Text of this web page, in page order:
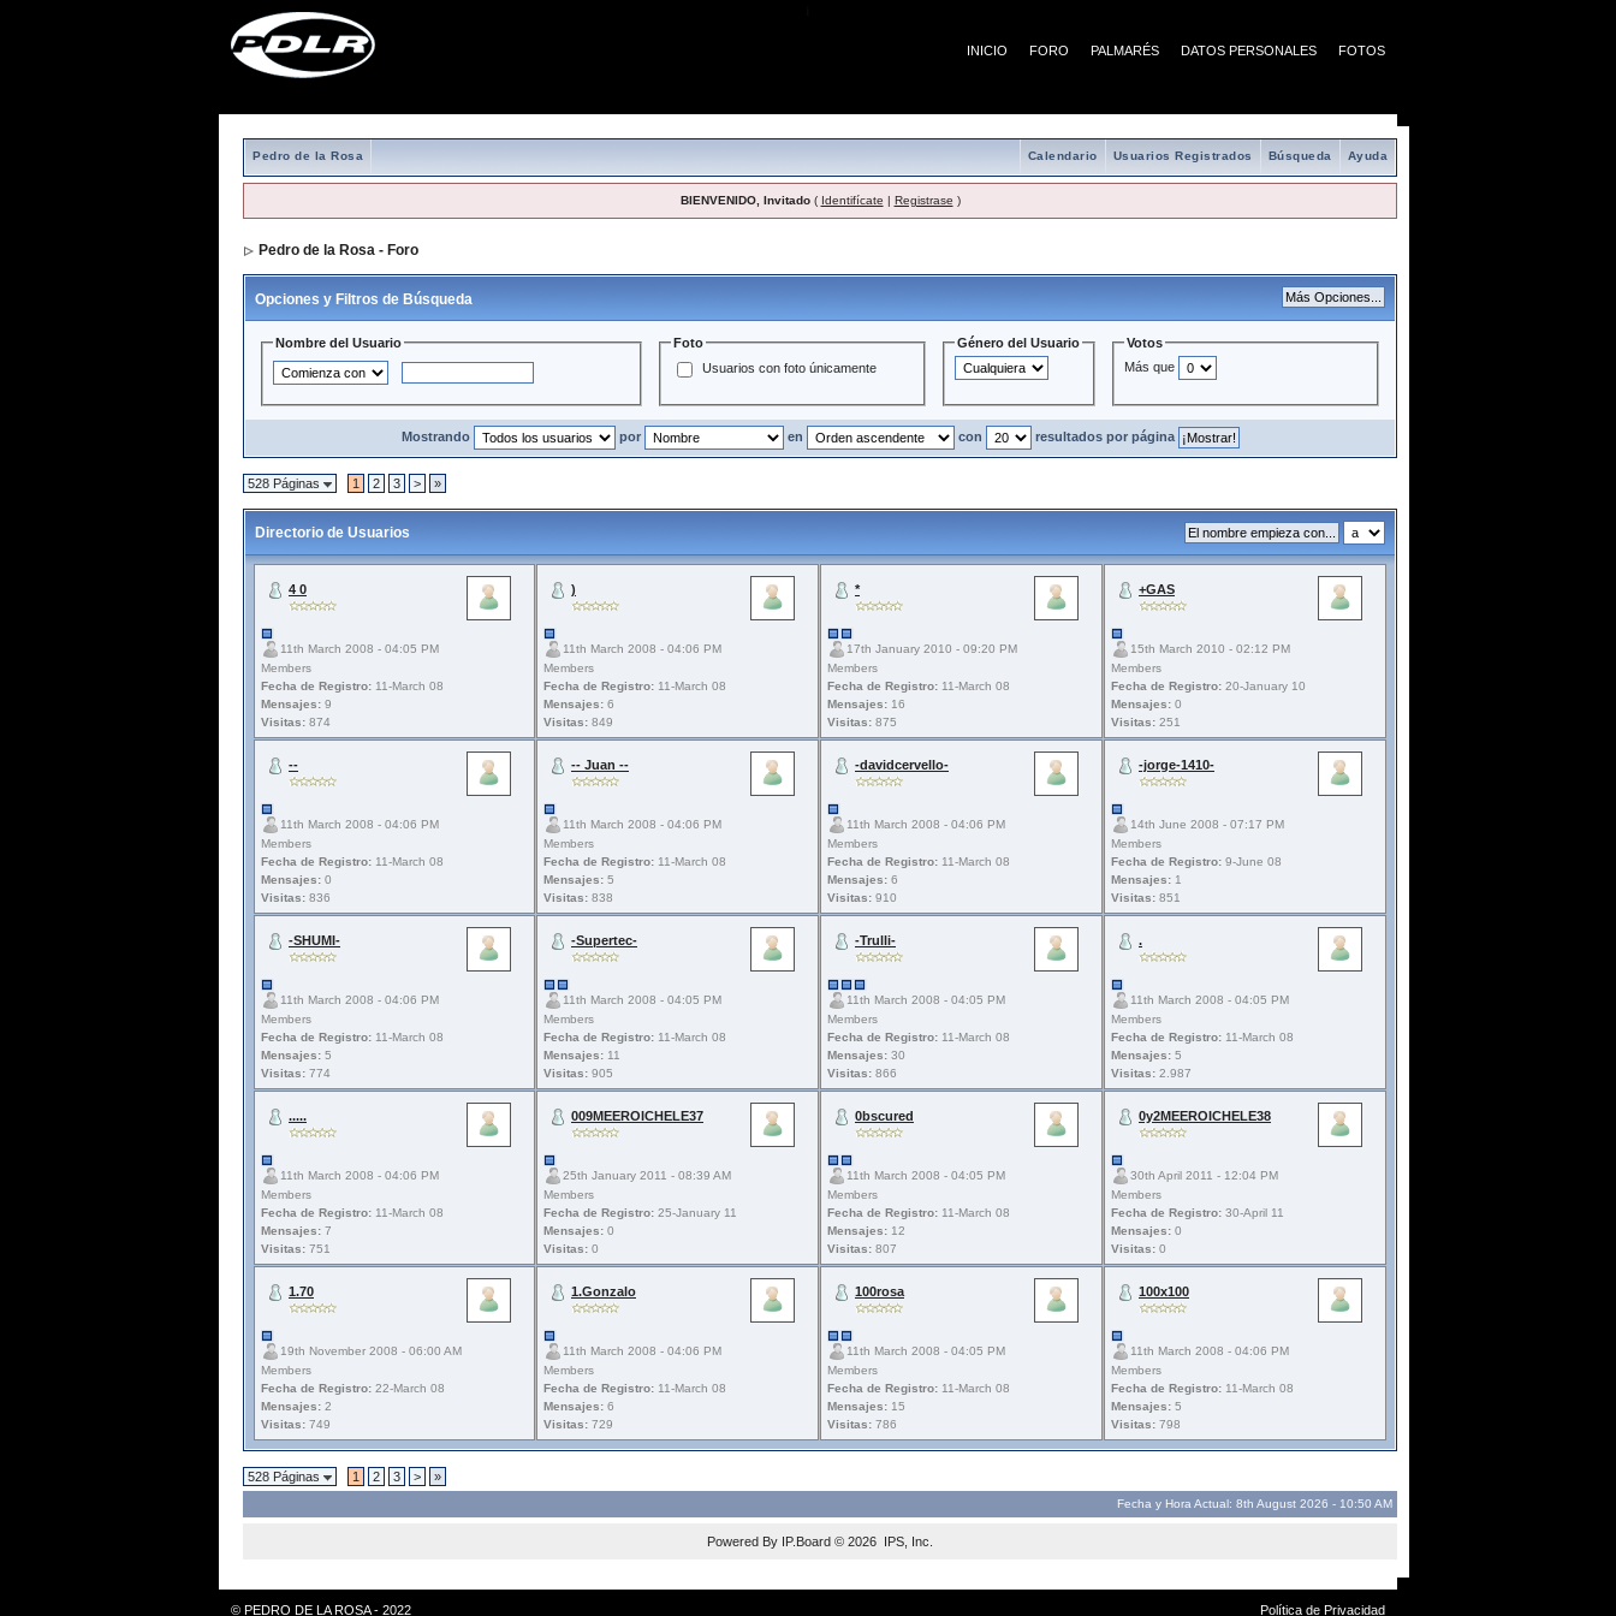
INICIO FORO PALMARÉS DATOS PERSONALES FOTOS
Pedro de la Rosa Ayuda
Búsqueda
Usuarios Registrados
Calendario
BIENVENIDO, Invitado( Identifícate | Registrase )
Pedro de la Rosa - Foro
Opciones y Filtros de Búsqueda
Nombre del Usuario
Foto
Usuarios con foto únicamente
Género del Usuario
Votos
Más que
Mostrando por en con resultados por página
528 Páginas 1 2 3 > »
Directorio de Usuarios
4 0
11th March 2008 - 04:05 PM
Members
Fecha de Registro: 11-March 08
Mensajes: 9
Visitas: 874
)
11th March 2008 - 04:06 PM
Members
Fecha de Registro: 11-March 08
Mensajes: 6
Visitas: 849
*
17th January 2010 - 09:20 PM
Members
Fecha de Registro: 11-March 08
Mensajes: 16
Visitas: 875
+GAS
15th March 2010 - 02:12 PM
Members
Fecha de Registro: 20-January 10
Mensajes: 0
Visitas: 251
--
11th March 2008 - 04:06 PM
Members
Fecha de Registro: 11-March 08
Mensajes: 0
Visitas: 836
-- Juan --
11th March 2008 - 04:06 PM
Members
Fecha de Registro: 11-March 08
Mensajes: 5
Visitas: 838
-davidcervello-
11th March 2008 - 04:06 PM
Members
Fecha de Registro: 11-March 08
Mensajes: 6
Visitas: 910
-jorge-1410-
14th June 2008 - 07:17 PM
Members
Fecha de Registro: 9-June 08
Mensajes: 1
Visitas: 851
-SHUMI-
11th March 2008 - 04:06 PM
Members
Fecha de Registro: 11-March 08
Mensajes: 5
Visitas: 774
-Supertec-
11th March 2008 - 04:05 PM
Members
Fecha de Registro: 11-March 08
Mensajes: 11
Visitas: 905
-Trulli-
11th March 2008 - 04:05 PM
Members
Fecha de Registro: 11-March 08
Mensajes: 30
Visitas: 866
.
11th March 2008 - 04:05 PM
Members
Fecha de Registro: 11-March 08
Mensajes: 5
Visitas: 2.987
.....
11th March 2008 - 04:06 PM
Members
Fecha de Registro: 11-March 08
Mensajes: 7
Visitas: 751
009MEEROICHELE37
25th January 2011 - 08:39 AM
Members
Fecha de Registro: 25-January 11
Mensajes: 0
Visitas: 0
0bscured
11th March 2008 - 04:05 PM
Members
Fecha de Registro: 11-March 08
Mensajes: 12
Visitas: 807
0y2MEEROICHELE38
30th April 2011 - 12:04 PM
Members
Fecha de Registro: 30-April 11
Mensajes: 0
Visitas: 0
1.70
19th November 2008 - 06:00 AM
Members
Fecha de Registro: 22-March 08
Mensajes: 2
Visitas: 749
1.Gonzalo
11th March 2008 - 04:06 PM
Members
Fecha de Registro: 11-March 08
Mensajes: 6
Visitas: 729
100rosa
11th March 2008 - 04:05 PM
Members
Fecha de Registro: 11-March 08
Mensajes: 15
Visitas: 786
100x100
11th March 2008 - 04:06 PM
Members
Fecha de Registro: 11-March 08
Mensajes: 5
Visitas: 798
528 Páginas 1 2 3 > »
Fecha y Hora Actual: 8th August 2026 - 10:50 AM
Powered By IP.Board © 2026 IPS, Inc
© PEDRO DE LA ROSA - 2022 Política de Privacidad